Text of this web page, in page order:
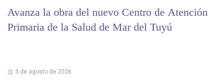
Avanza la obra del nuevo Centro de Atención
Primaria de la Salud de Mar del Tuyú
3 de agosto de 2026